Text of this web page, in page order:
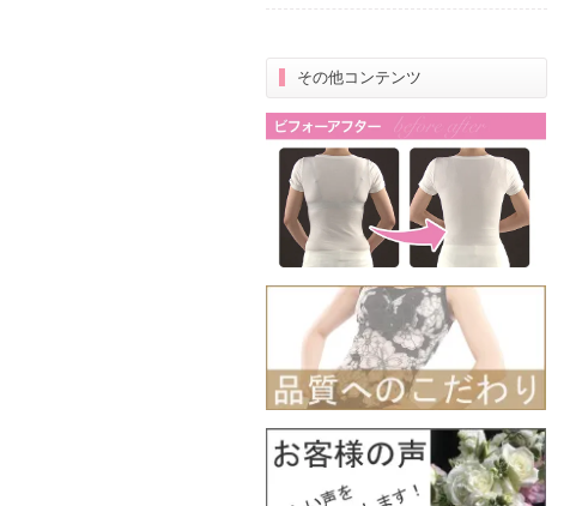
その他コンテンツ